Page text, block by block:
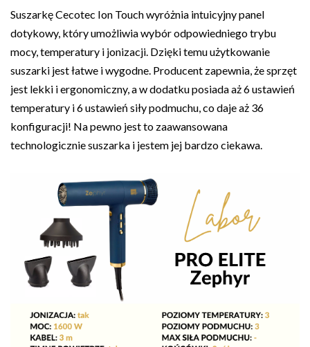
Suszarkę Cecotec Ion Touch wyróżnia intuicyjny panel
dotykowy, który umożliwia wybór odpowiedniego trybu
mocy, temperatury i jonizacji. Dzięki temu użytkowanie
suszarki jest łatwe i wygodne. Producent zapewnia, że sprzęt
jest lekki i ergonomiczny, a w dodatku posiada aż 6 ustawień
temperatury i 6 ustawień siły podmuchu, co daje aż 36
konfiguracji! Na pewno jest to zaawansowana
technologicznie suszarka i jestem jej bardzo ciekawa.